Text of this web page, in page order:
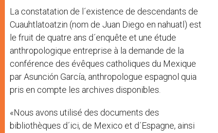
La constatation de l´existence de descendants de
Cuauhtlatoatzin (nom de Juan Diego en nahuatl) est
le fruit de quatre ans d´enquête et une étude
anthropologique entreprise à la demande de la
conférence des évêques catholiques du Mexique
par Asunción García, anthropologue espagnol quia
pris en compte les archives disponibles.
«Nous avons utilisé des documents des
bibliothèques d´ici, de Mexico et d´Espagne, ainsi